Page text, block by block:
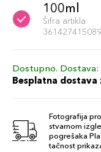
100ml
Šifra artikla
Dostupno.
Besplatna
Fotografija
stvarnom
pogrešaka
tačnost